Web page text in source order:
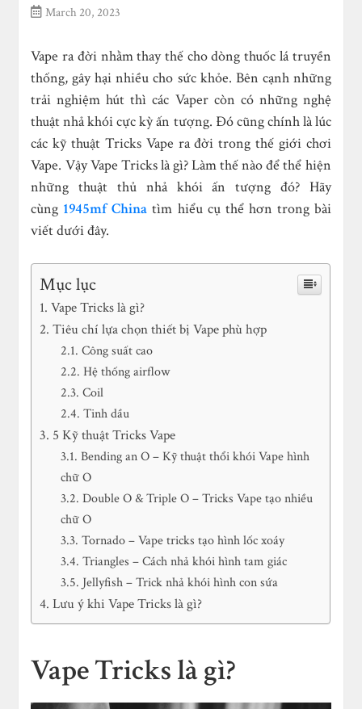
March 20, 2023
Vape ra đời nhằm thay thế cho dòng thuốc lá truyền
thống, gây hại nhiều cho sức khỏe. Bên cạnh những
trải nghiệm hút thì các Vaper còn có những nghệ
thuật nhả khói cực kỳ ấn tượng. Đó cũng chính là lúc
các kỹ thuật Tricks Vape ra đời trong thế giới chơi
Vape. Vậy Vape Tricks là gì? Làm thế nào để thể hiện
những thuật thủ nhả khói ấn tượng đó? Hãy
cùng 1945mf China tìm hiểu cụ thể hơn trong bài
viết dưới đây.
Mục lục
Vape Tricks là gì?
Tiêu chí lựa chọn thiết bị Vape phù hợp
Công suất cao
Hệ thống airflow
Coil
Tinh dầu
5 Kỹ thuật Tricks Vape
Bending an O – Kỹ thuật thổi khói Vape hình
chữ O
Double O & Triple O – Tricks Vape tạo nhiều
chữ O
Tornado – Vape tricks tạo hình lốc xoáy
Triangles – Cách nhả khói hình tam giác
Jellyfish – Trick nhả khói hình con sứa
Lưu ý khi Vape Tricks là gì?
Vape Tricks là gì?